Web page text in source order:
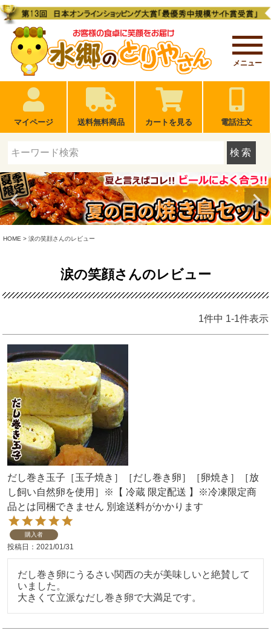
メニュー
マイページ 送料無料商品 カートを見る 電話注文
検索
HOME 涙の笑顔さんのレビュー
涙の笑顔さんのレビュー
1件中 1-1件表示
だし巻き玉子［玉子焼き］［だし巻き卵］［卵焼き］［放
し飼い自然卵を使用］※【 冷蔵 限定配送 】※冷凍限定商
品とは同梱できません 別途送料がかかります
購入者
投稿日 2021/01/31
だし巻き卵にうるさい関西の夫が美味しいと絶賛して
いました。
大きくて立派なだし巻き卵で大満足です。